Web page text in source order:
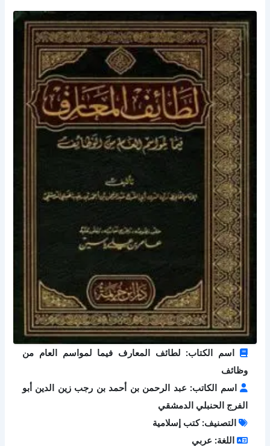
اسم الكتاب: لطائف المعارف فيما لمواسم العام من
وظائف
اسم الكاتب: عبد الرحمن بن أحمد بن رجب زين الدين أبو
الفرج الحنبلي الدمشقي
التصنيف: كتب إسلامية
اللغة: عربي